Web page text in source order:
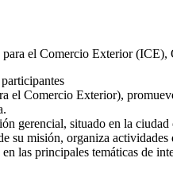
el Comercio Exterior
Comercio Exterior),
gerencial, situado en la
su misión, organiza
las principales temáticas de